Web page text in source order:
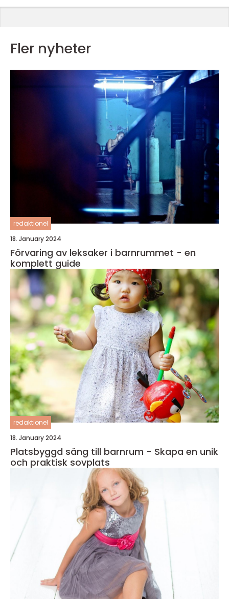
Fler nyheter
redaktionel
18. January 2024
Förvaring av leksaker i barnrummet - en
komplett guide
redaktionel
18. January 2024
Platsbyggd säng till barnrum - Skapa en unik
och praktisk sovplats